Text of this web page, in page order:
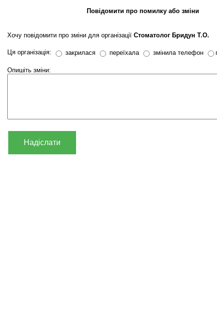
Повідомити про помилку або зміни
Хочу повідомити про зміни для організації Стоматолог Бридун Т.О.
Ця організація: закрилася переїхала змінила телефон
Опишіть зміни:
Надіслати